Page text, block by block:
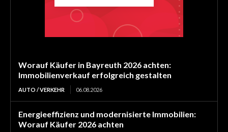
Worauf Käufer in Bayreuth 2026 achten:
Immobilienverkauf erfolgreich gestalten
AUTO / VERKEHR 06.08.2026
Energieeffizienz und modernisierte Immobilien:
Worauf Käufer 2026 achten